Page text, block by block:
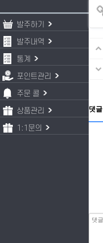
발주하기
발주내역
통계
포인트관리
주문 콜
상품관리
1:1문의
댓글